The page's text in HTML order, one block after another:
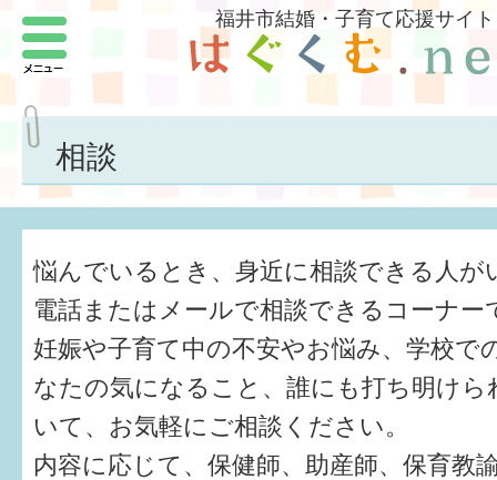
福井市結婚・子育て応援サイト
相談
悩んでいるとき、身近に相談できる人が
電話またはメールで相談できるコーナー
妊娠や子育て中の不安やお悩み、学校で
なたの気になること、誰にも打ち明け
いて、お気軽にご相談ください。
内容に応じて、保健師、助産師、保育教
メニュー
結婚したい
子どもがほしい
福井の子育て環境
子どもを育てよう
もしものときの緊急連絡先
届出・手当・助成